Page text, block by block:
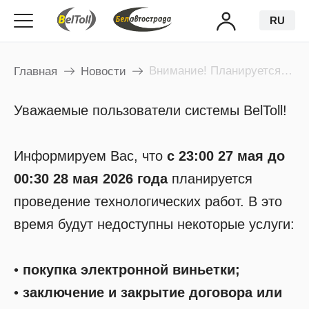
RU
Главная Новости Внимание! Планируется проведение технологических работ
Уважаемые пользователи системы BelToll!
Информируем Вас, чтос 23:00 27 мая до
00:30 28 мая 2026 годапланируется
проведение технологических работ. В это
время будут недоступны некоторые услуги:
• покупка электронной виньетки;
•заключение и закрытие договора или